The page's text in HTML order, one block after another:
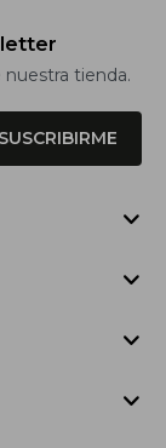
tienda.
SUSCRIBIRME